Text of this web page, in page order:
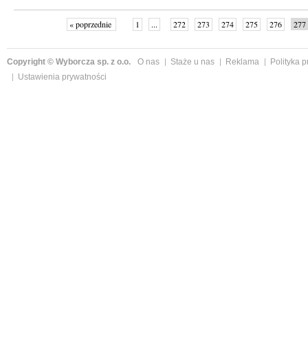
« poprzednie 1 ... 272 273 274 275 276 277
Copyright © Wyborcza sp. z o.o. O nas Staże u nas Reklama
Polityka
Ustawienia prywatności